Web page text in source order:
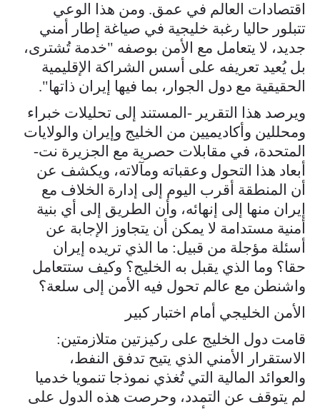
اقتصادات العالم في عمق. ومن هذا الوعي
تتبلور حاليا رغبة خليجية في صياغة إطار أمني
جديد، لا يتعامل مع الأمن بوصفه "خدمة تُشترى،
بل يُعيد تعريفه على أسس الشراكة الإقليمية
الحقيقية مع دول الجوار، بما فيها إيران ذاتها".
ويرصد هذا التقرير -المستند إلى تحليلات خبراء
ومحللين وأكاديميين من الخليج وإيران والولايات
المتحدة، في مقابلات حصرية مع الجزيرة نت-
أبعاد هذا التحول وعقباته ومآلاته، ويكشف عن
أن المنطقة أقرب اليوم إلى إدارة الخلاف مع
إيران منها إلى إنهائه، وأن الطريق إلى أي بنية
أمنية مستدامة لا يمكن أن يتجاوز الإجابة عن
أسئلة مؤجلة من قبيل: ما الذي تريده إيران
حقا؟ وما الذي يقبل به الخليج؟ وكيف ستتعامل
واشنطن مع عالم تحول فيه الأمن إلى سلعة؟
الأمن الخليجي أمام اختبار كبير
قامت دول الخليج على ركيزتين متلازمتين:
الاستقرار الأمني الذي يتيح تدفق النفط،
والعوائد المالية التي تُغذي نموذجا تنمويا خدميا
لم يتوقف عن التمدد، وحرصت هذه الدول على